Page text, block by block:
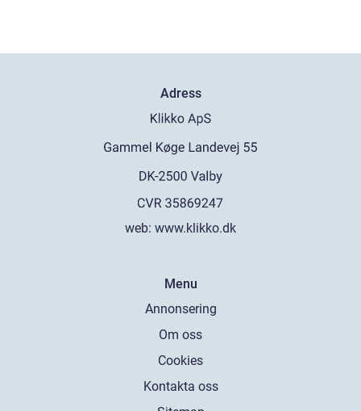
Adress
web: www.klikko.dk
Menu
Annonsering
Om oss
Cookies
Kontakta oss